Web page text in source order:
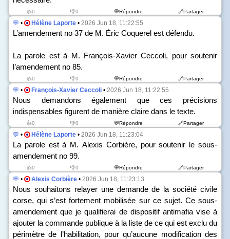
👍0 👎0 💬Répondre 🔗Partager
💬 • Hélène Laporte • 2026 Jun 18, 11:22:55
L’amendement no 37 de M. Éric Coquerel est défendu.
La parole est à M. François-Xavier Ceccoli, pour soutenir
l’amendement no 85.
👍0 👎0 💬Répondre 🔗Partager
💬 • François-Xavier Ceccoli • 2026 Jun 18, 11:22:55
Nous demandons également que ces précisions
indispensables figurent de manière claire dans le texte.
👍0 👎0 💬Répondre 🔗Partager
💬 • Hélène Laporte • 2026 Jun 18, 11:23:04
La parole est à M. Alexis Corbière, pour soutenir le sous-
amendement no 99.
👍0 👎0 💬Répondre 🔗Partager
💬 • Alexis Corbière • 2026 Jun 18, 11:23:13
Nous souhaitons relayer une demande de la société civile
corse, qui s’est fortement mobilisée sur ce sujet. Ce sous-
amendement que je qualifierai de dispositif antimafia vise à
ajouter la commande publique à la liste de ce qui est exclu du
périmètre de l’habilitation, pour qu’aucune modification des